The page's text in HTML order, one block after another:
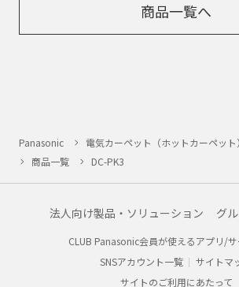
商品一覧へ
Panasonic
電気カーペット（ホットカーペッ
商品一覧
DC-PK3
法人向け製品・ソリューション グ
CLUB Panasonic会員が使えるアプリ/
SNSアカウント一覧
サイトマ
サイトのご利用にあたって